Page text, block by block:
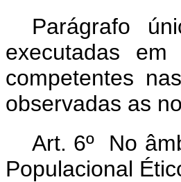
Parágrafo
executadas
competentes
observadas as
Art. 6º No
Populacional